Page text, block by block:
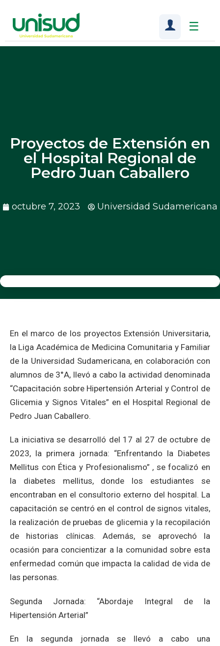
☰
Proyectos de Extensión en
el Hospital Regional de
Pedro Juan Caballero
octubre 7, 2023 Universidad Sudamericana
En el marco de los proyectos Extensión Universitaria,
la Liga Académica de Medicina Comunitaria y Familiar
de la Universidad Sudamericana, en colaboración con
alumnos de 3°A, llevó a cabo la actividad denominada
“Capacitación sobre Hipertensión Arterial y Control de
Glicemia y Signos Vitales” en el Hospital Regional de
Pedro Juan Caballero.
La iniciativa se desarrolló del 17 al 27 de octubre de
2023, la primera jornada: “Enfrentando la Diabetes
Mellitus con Ética y Profesionalismo” , se focalizó en
la diabetes mellitus, donde los estudiantes se
encontraban en el consultorio externo del hospital. La
capacitación se centró en el control de signos vitales,
la realización de pruebas de glicemia y la recopilación
de historias clínicas. Además, se aprovechó la
ocasión para concientizar a la comunidad sobre esta
enfermedad común que impacta la calidad de vida de
las personas.
Segunda Jornada: “Abordaje Integral de la
Hipertensión Arterial”
En la segunda jornada se llevó a cabo una